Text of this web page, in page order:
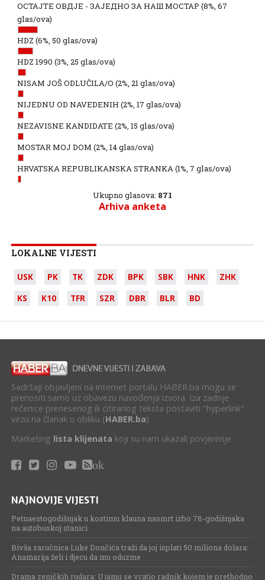
ОСТАЈТЕ ОВДЈЕ - ЗАЈЕДНО ЗА НАШ МОСТАР (8%, 67
glas/ova)
HDZ (6%, 50 glas/ova)
HDZ 1990 (3%, 25 glas/ova)
NISAM JOŠ ODLUČILA/O (2%, 21 glas/ova)
NIJEDNU OD NAVEDENIH (2%, 17 glas/ova)
NEZAVISNE KANDIDATE (2%, 15 glas/ova)
MOSTAR MOJ DOM (2%, 14 glas/ova)
HRVATSKA REPUBLIKANSKA STRANKA(1%, 7 glas/ova)
Ukupno glasova: 871
Arhiva anketa
LOKALNE VIJESTI
USK PK TK ZDK BPK SBK HNK
ZHK
KS
K10 TFR SZR DBR BLR BD
Sadržaji objavljeni na internet portalu HABER.ba mogu se
prenositi samo uz obavezu navođenja izvora. Iza zadnje
rečenice prenesenog ili citiranog teksta postaviti "hyperlink"
vezu na članak u obliku (HABER.ba).
Marketing lista klijenata koji su nam ukazali povjerenje.
ok
NAJNOVIJE VIJESTI
Petnaestogodišnjak u kostimu klauna nasmrt izbo 78-godišnjaka
na autobuskoj stanici
Bivša zaručnica Luke Dončića traži da joj isplati 50 miliona dolara:
Anamarija želi i djecu da mu oduzme
Drama zeničkih rudara: U jamu se vratio radnik kojem je prethodno